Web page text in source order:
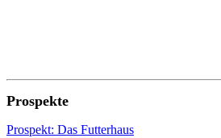
Prospekte
Prospekt: Das Futterhaus